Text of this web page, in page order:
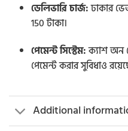
ডেলিভারি চার্জ:ঢাকার
150 টাকা।
পেমেন্ট সিস্টেম:ক্যাশ অন
পেমেন্ট করার সুবিধাও
Additional